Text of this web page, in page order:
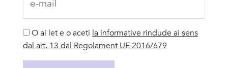
O ai let e o aceti la informative rindude ai sens
dal art. 13 dal Regolament UE 2016/679